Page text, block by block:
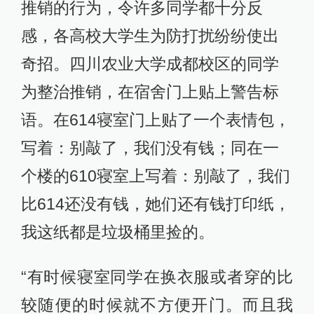
推销的行为，令许多同学都十分反
感，各高校大学生为防打扰纷纷使出
奇招。四川农业大学成都校区的同学
为整治推销，在宿舍门上贴上警告标
语。在614寝室门上贴了一个表情包，
写着：别敲了，我们没有钱；同在一
个楼的610寝室上写着：别敲了，我们
比614还没有钱，她们还有钱打印纸，
我这纸都是垃圾桶里捡的。
“有时候寝室同学在换衣服或者穿的比
较随便的时候就不方便开门。而且我